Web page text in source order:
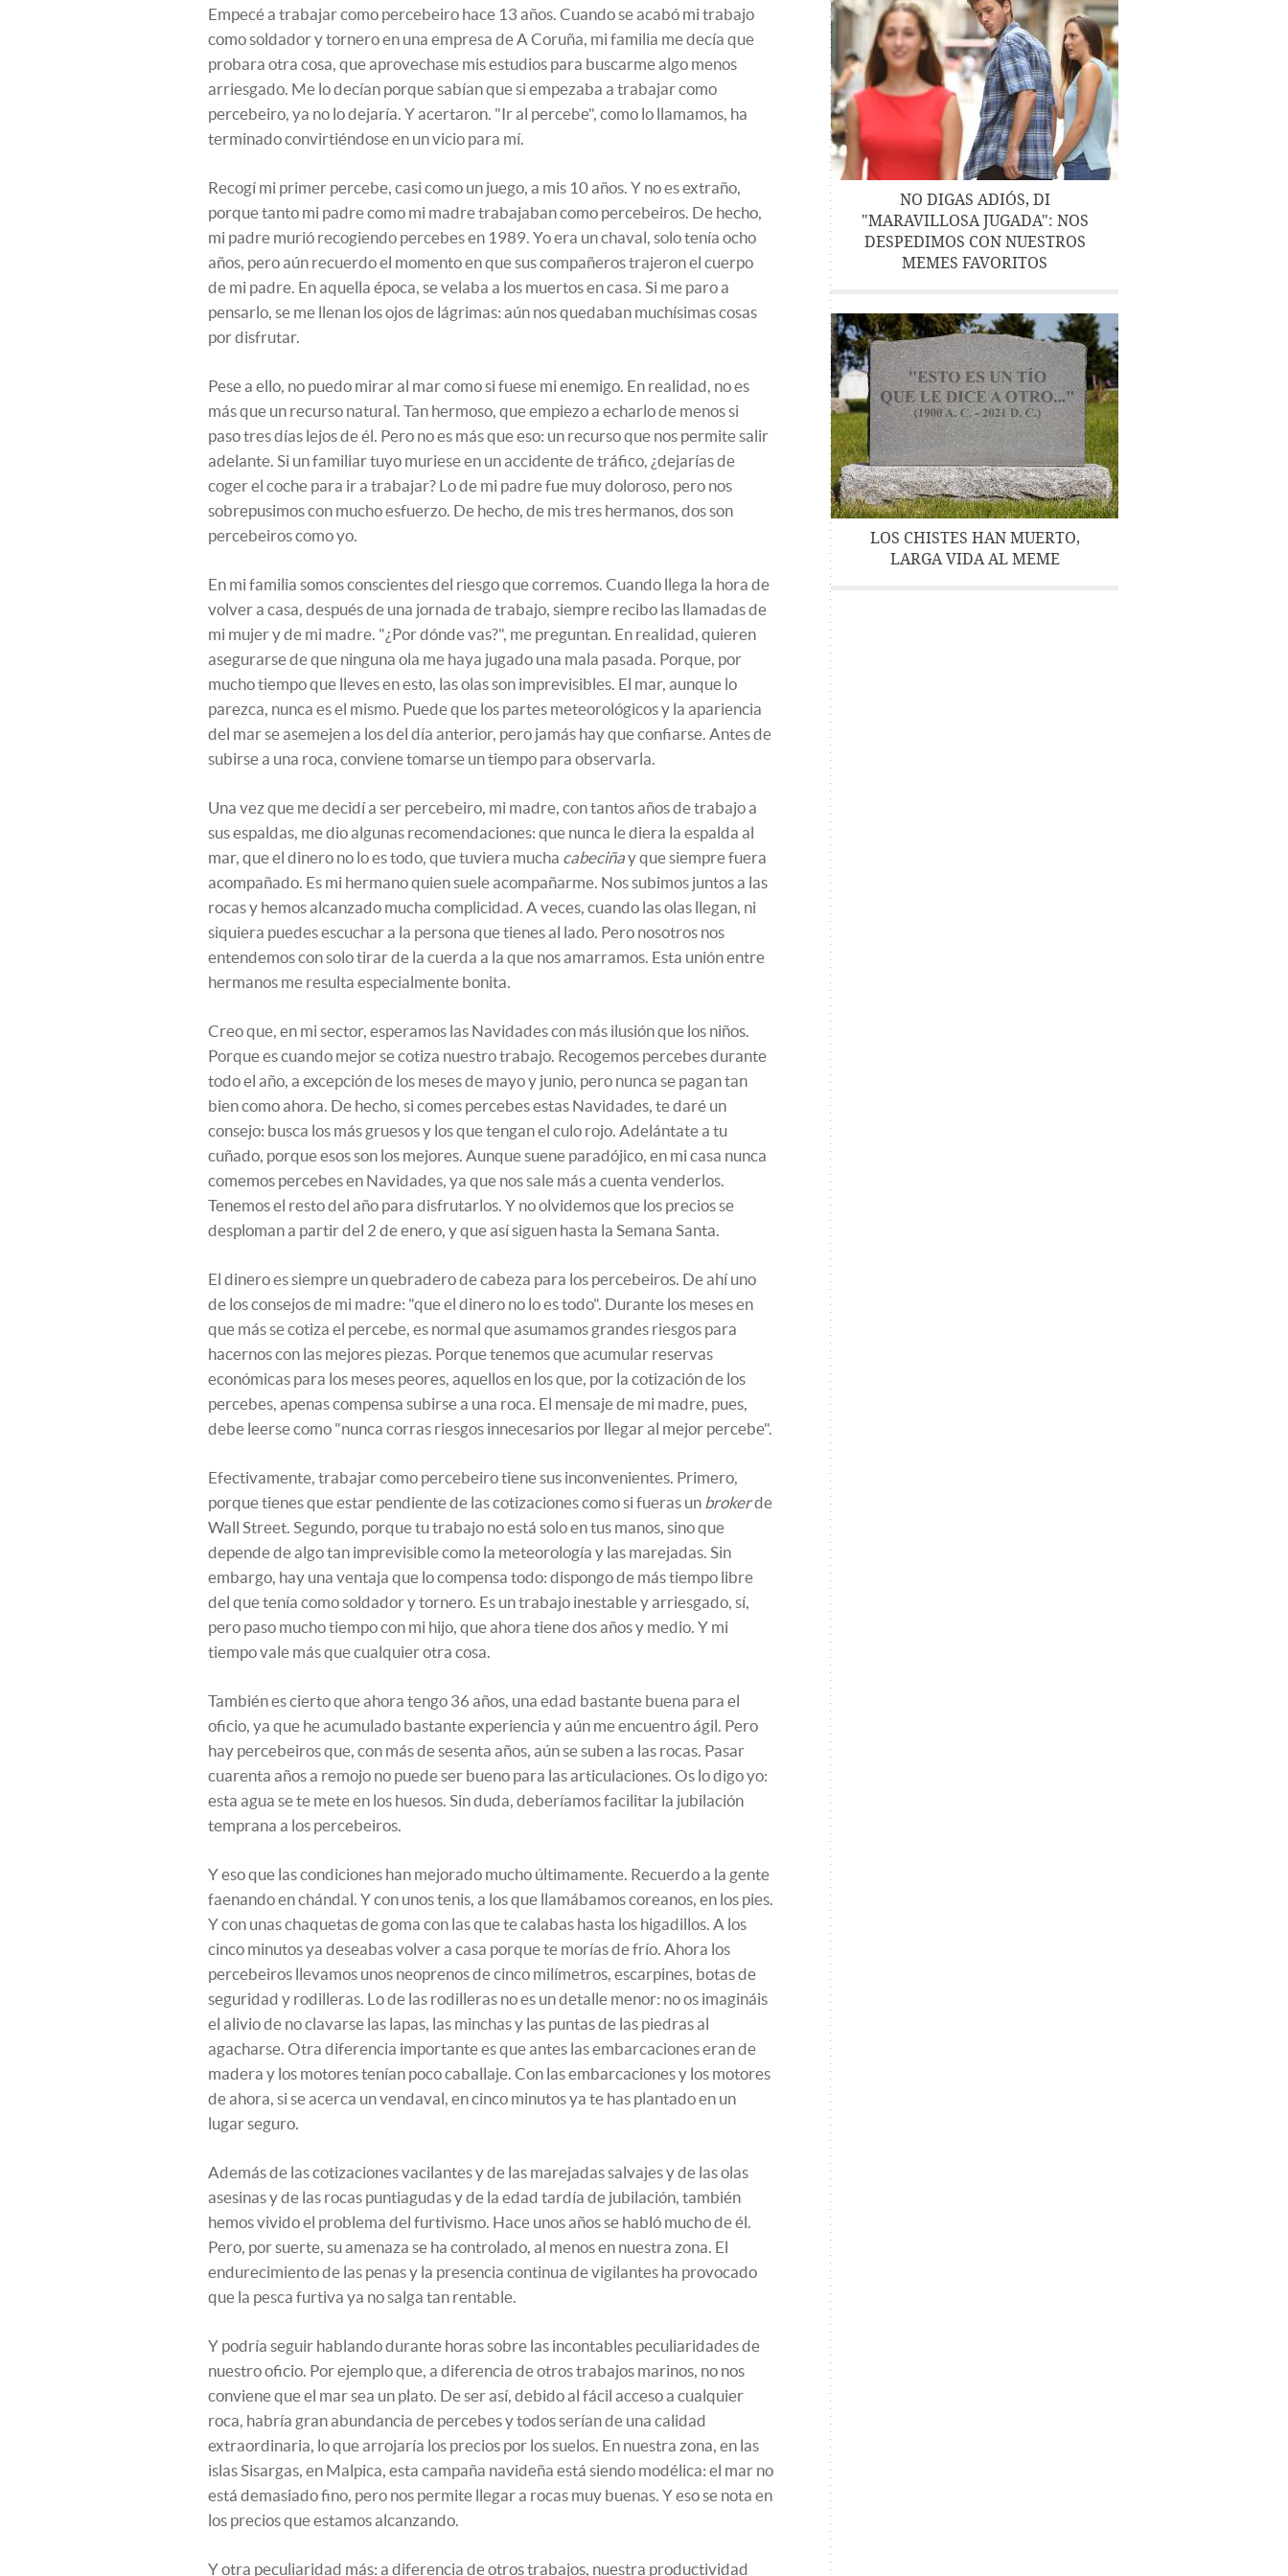
Empecé a trabajar como percebeiro hace 13 años. Cuando se acabó mi trabajo
como soldador y tornero en una empresa de A Coruña, mi familia me decía que
probara otra cosa, que aprovechase mis estudios para buscarme algo menos
arriesgado. Me lo decían porque sabían que si empezaba a trabajar como
percebeiro, ya no lo dejaría. Y acertaron. "Ir al percebe", como lo llamamos, ha
terminado convirtiéndose en un vicio para mí.
Recogí mi primer percebe, casi como un juego, a mis 10 años. Y no es extraño,
porque tanto mi padre como mi madre trabajaban como percebeiros. De hecho,
mi padre murió recogiendo percebes en 1989. Yo era un chaval, solo tenía ocho
años, pero aún recuerdo el momento en que sus compañeros trajeron el cuerpo
de mi padre. En aquella época, se velaba a los muertos en casa. Si me paro a
pensarlo, se me llenan los ojos de lágrimas: aún nos quedaban muchísimas cosas
por disfrutar.
Pese a ello, no puedo mirar al mar como si fuese mi enemigo. En realidad, no es
más que un recurso natural. Tan hermoso, que empiezo a echarlo de menos si
paso tres días lejos de él. Pero no es más que eso: un recurso que nos permite salir
adelante. Si un familiar tuyo muriese en un accidente de tráfico, ¿dejarías de
coger el coche para ir a trabajar? Lo de mi padre fue muy doloroso, pero nos
sobrepusimos con mucho esfuerzo. De hecho, de mis tres hermanos, dos son
percebeiros como yo.
En mi familia somos conscientes del riesgo que corremos. Cuando llega la hora de
volver a casa, después de una jornada de trabajo, siempre recibo las llamadas de
mi mujer y de mi madre. "¿Por dónde vas?", me preguntan. En realidad, quieren
asegurarse de que ninguna ola me haya jugado una mala pasada. Porque, por
mucho tiempo que lleves en esto, las olas son imprevisibles. El mar, aunque lo
parezca, nunca es el mismo. Puede que los partes meteorológicos y la apariencia
del mar se asemejen a los del día anterior, pero jamás hay que confiarse. Antes de
subirse a una roca, conviene tomarse un tiempo para observarla.
Una vez que me decidí a ser percebeiro, mi madre, con tantos años de trabajo a
sus espaldas, me dio algunas recomendaciones: que nunca le diera la espalda al
mar, que el dinero no lo es todo, que tuviera mucha cabeciñay que siempre fuera
acompañado. Es mi hermano quien suele acompañarme. Nos subimos juntos a las
rocas y hemos alcanzado mucha complicidad. A veces, cuando las olas llegan, ni
siquiera puedes escuchar a la persona que tienes al lado. Pero nosotros nos
entendemos con solo tirar de la cuerda a la que nos amarramos. Esta unión entre
hermanos me resulta especialmente bonita.
Creo que, en mi sector, esperamos las Navidades con más ilusión que los niños.
Porque es cuando mejor se cotiza nuestro trabajo. Recogemos percebes durante
todo el año, a excepción de los meses de mayo y junio, pero nunca se pagan tan
bien como ahora. De hecho, si comes percebes estas Navidades, te daré un
consejo: busca los más gruesos y los que tengan el culo rojo. Adelántate a tu
cuñado, porque esos son los mejores. Aunque suene paradójico, en mi casa nunca
comemos percebes en Navidades, ya que nos sale más a cuenta venderlos.
Tenemos el resto del año para disfrutarlos. Y no olvidemos que los precios se
desploman a partir del 2 de enero, y que así siguen hasta la Semana Santa.
El dinero es siempre un quebradero de cabeza para los percebeiros. De ahí uno
de los consejos de mi madre: "que el dinero no lo es todo". Durante los meses en
que más se cotiza el percebe, es normal que asumamos grandes riesgos para
hacernos con las mejores piezas. Porque tenemos que acumular reservas
económicas para los meses peores, aquellos en los que, por la cotización de los
percebes, apenas compensa subirse a una roca. El mensaje de mi madre, pues,
debe leerse como "nunca corras riesgos innecesarios por llegar al mejor percebe".
Efectivamente, trabajar como percebeiro tiene sus inconvenientes. Primero,
porque tienes que estar pendiente de las cotizaciones como si fueras un brokerde
Wall Street. Segundo, porque tu trabajo no está solo en tus manos, sino que
depende de algo tan imprevisible como la meteorología y las marejadas. Sin
embargo, hay una ventaja que lo compensa todo: dispongo de más tiempo libre
del que tenía como soldador y tornero. Es un trabajo inestable y arriesgado, sí,
pero paso mucho tiempo con mi hijo, que ahora tiene dos años y medio. Y mi
tiempo vale más que cualquier otra cosa.
También es cierto que ahora tengo 36 años, una edad bastante buena para el
oficio, ya que he acumulado bastante experiencia y aún me encuentro ágil. Pero
hay percebeiros que, con más de sesenta años, aún se suben a las rocas. Pasar
cuarenta años a remojo no puede ser bueno para las articulaciones. Os lo digo yo:
esta agua se te mete en los huesos. Sin duda, deberíamos facilitar la jubilación
temprana a los percebeiros.
Y eso que las condiciones han mejorado mucho últimamente. Recuerdo a la gente
faenando en chándal. Y con unos tenis, a los que llamábamos coreanos, en los pies.
Y con unas chaquetas de goma con las que te calabas hasta los higadillos. A los
cinco minutos ya deseabas volver a casa porque te morías de frío. Ahora los
percebeiros llevamos unos neoprenos de cinco milímetros, escarpines, botas de
seguridad y rodilleras. Lo de las rodilleras no es un detalle menor: no os imagináis
el alivio de no clavarse las lapas, las minchas y las puntas de las piedras al
agacharse. Otra diferencia importante es que antes las embarcaciones eran de
madera y los motores tenían poco caballaje. Con las embarcaciones y los motores
de ahora, si se acerca un vendaval, en cinco minutos ya te has plantado en un
lugar seguro.
Además de las cotizaciones vacilantes y de las marejadas salvajes y de las olas
asesinas y de las rocas puntiagudas y de la edad tardía de jubilación, también
hemos vivido el problema del furtivismo. Hace unos años se habló mucho de él.
Pero, por suerte, su amenaza se ha controlado, al menos en nuestra zona. El
endurecimiento de las penas y la presencia continua de vigilantes ha provocado
que la pesca furtiva ya no salga tan rentable.
Y podría seguir hablando durante horas sobre las incontables peculiaridades de
nuestro oficio. Por ejemplo que, a diferencia de otros trabajos marinos, no nos
conviene que el mar sea un plato. De ser así, debido al fácil acceso a cualquier
roca, habría gran abundancia de percebes y todos serían de una calidad
extraordinaria, lo que arrojaría los precios por los suelos. En nuestra zona, en las
islas Sisargas, en Malpica, esta campaña navideña está siendo modélica: el mar no
está demasiado fino, pero nos permite llegar a rocas muy buenas. Y eso se nota en
los precios que estamos alcanzando.
Y otra peculiaridad más: a diferencia de otros trabajos, nuestra productividad
NO DIGAS ADIÓS, DI
"MARAVILLOSA JUGADA": NOS
DESPEDIMOS CON NUESTROS
MEMES FAVORITOS
LOS CHISTES HAN MUERTO,
LARGA VIDA AL MEME